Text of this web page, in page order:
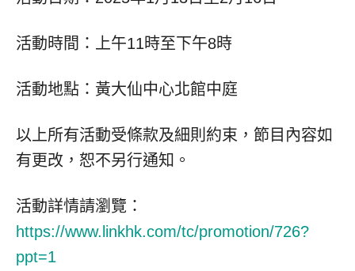
活動時間：上午11時至下午8時
活動地點：黃大仙中心北館中庭
以上所有活動受條款及細則約束，節目內容如
有更改，恕不另行通知。
活動詳情請瀏覽：
https://www.linkhk.com/tc/promotion/726?
ppt=1